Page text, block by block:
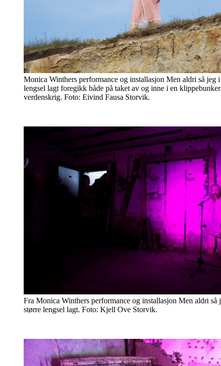
Monica Winthers performance og installasjon Men aldri så jeg
lengsel lagt foregikk både på taket av og inne i en
verdenskrig. Foto: Eivind Fausa Storvik.
Fra Monica Winthers performance og installasjon Men aldri så
større lengsel lagt. Foto: Kjell Ove Storvik.